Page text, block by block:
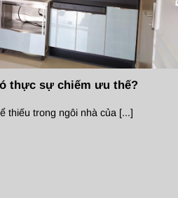
thực sự chiếm ưu thế?
thiếu trong ngôi nhà của [...]